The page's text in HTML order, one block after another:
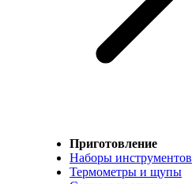
Приготовление
Наборы инструментов
Термометры и щупы